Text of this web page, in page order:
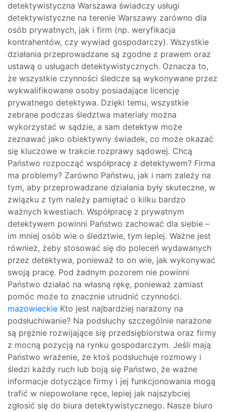
detektywistyczna Warszawa świadczy usługi
detektywistyczne na terenie Warszawy zarówno dla
osób prywatnych, jak i firm (np. weryfikacja
kontrahentów, czy wywiad gospodarczy). Wszystkie
działania przeprowadzane są zgodne z prawem oraz
ustawą o usługach detektywistycznych. Oznacza to,
że wszystkie czynności śledcze są wykonywane przez
wykwalifikowane osoby posiadające licencję
prywatnego detektywa. Dzięki temu, wszystkie
zebrane podczas śledztwa materiały można
wykorzystać w sądzie, a sam detektyw może
zeznawać jako obiektywny świadek, co może okazać
się kluczowe w trakcie rozprawy sądowej. Chcą
Państwo rozpocząć współpracę z detektywem? Firma
ma problemy? Zarówno Państwu, jak i nam zależy na
tym, aby przeprowadzane działania były skuteczne, w
związku z tym należy pamiętać o kilku bardzo
ważnych kwestiach. Współpracę z prywatnym
detektywem powinni Państwo zachować dla siebie –
im mniej osób wie o śledztwie, tym lepiej. Ważne jest
również, żeby stosować się do poleceń wydawanych
przez detektywa, ponieważ to on wie, jak wykonywać
swoją pracę. Pod żadnym pozorem nie powinni
Państwo działać na własną rękę, ponieważ zamiast
pomóc może to znacznie utrudnić czynności.
mazowieckie Kto jest najbardziej narażony na
podsłuchiwanie? Na podsłuchy szczególnie narażone
są prężnie rozwijające się przedsiębiorstwa oraz firmy
z mocną pozycją na rynku gospodarczym. Jeśli mają
Państwo wrażenie, że ktoś podsłuchuje rozmowy i
śledzi każdy ruch lub boją się Państwo, że ważne
informacje dotyczące firmy i jej funkcjonowania mogą
trafić w niepowołane ręce, lepiej jak najszybciej
zgłosić się do biura detektywistycznego. Nasze biuro